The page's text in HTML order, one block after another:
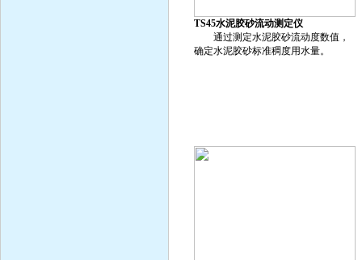
TS45水泥胶砂流动测定仪
通过测定水泥胶砂流动度数值，
确定水泥胶砂标准稠度用水量。